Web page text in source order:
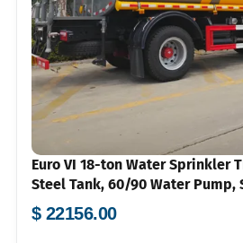
Euro VI 18-ton Water Sprinkler
Steel Tank, 60/90 Water Pump,
Municipal Sanitation
$ 22156.00